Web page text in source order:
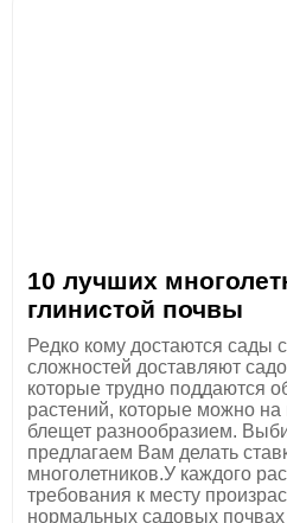
10 лучших
глинистой почвы
Редко кому достаются сады
сложностей доставляют
которые трудно поддаются
растений, которые можно
блещет разнообразием.
предлагаем Вам делать
многолетников.У каждого
требования к месту
нормальных садовых